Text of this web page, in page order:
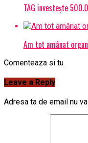
TAG investește
Am tot amânat
Comenteaza si tu
Leave a Reply
Adresa ta de email nu